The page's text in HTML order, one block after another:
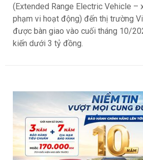
(Extended Range Electric Vehicle –
phạm vi hoạt động) đến thị trường
được bàn giao vào cuối tháng 10/
kiến dưới 3 tỷ đồng.